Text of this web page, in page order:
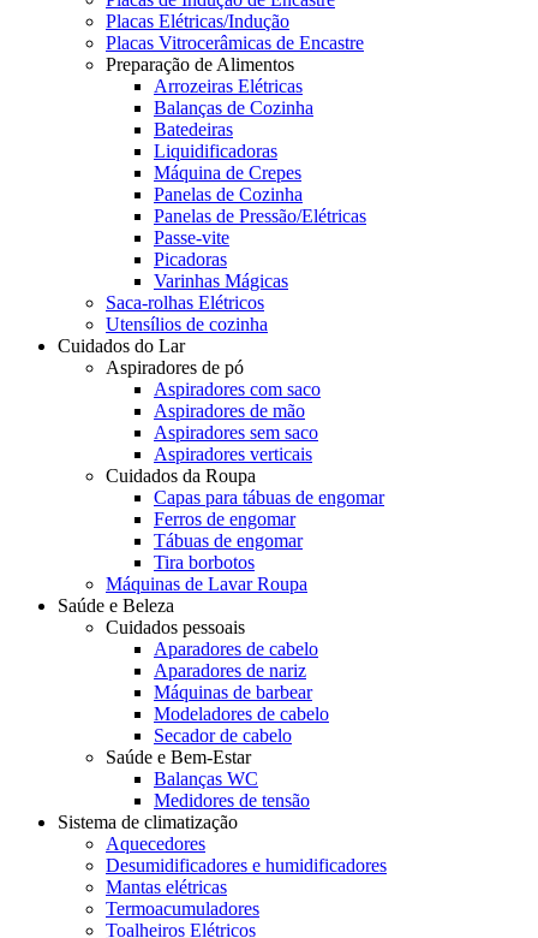
Placas Elétricas/Indução
Placas Vitrocerâmicas de Encastre
Preparação de Alimentos
Arrozeiras Elétricas
Balanças de Cozinha
Batedeiras
Liquidificadoras
Máquina de Crepes
Panelas de Cozinha
Panelas de Pressão/Elétricas
Passe-vite
Picadoras
Varinhas Mágicas
Saca-rolhas Elétricos
Utensílios de cozinha
Cuidados do Lar
Aspiradores de pó
Aspiradores com saco
Aspiradores de mão
Aspiradores sem saco
Aspiradores verticais
Cuidados da Roupa
Capas para tábuas de engomar
Ferros de engomar
Tábuas de engomar
Tira borbotos
Máquinas de Lavar Roupa
Saúde e Beleza
Cuidados pessoais
Aparadores de cabelo
Aparadores de nariz
Máquinas de barbear
Modeladores de cabelo
Secador de cabelo
Saúde e Bem-Estar
Balanças WC
Medidores de tensão
Sistema de climatização
Aquecedores
Desumidificadores e humidificadores
Mantas elétricas
Termoacumuladores
Toalheiros Elétricos